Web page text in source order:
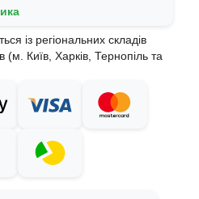
із регіональних складів
(м. Київ, Харків, Тернопіль та